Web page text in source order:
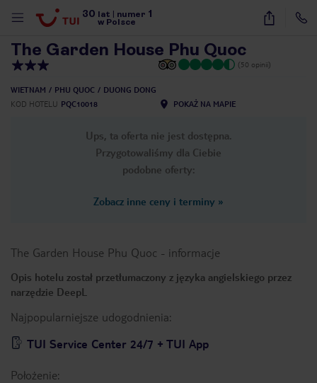
30 lat numer 1
w Polsce
94
The Garden House Phu Quoc
(50 opinii)
WIETNAM PHU QUOC
DUONG DONG
KOD HOTELU PQC10018 POKAŻ NA MAPIE
Ups, ta oferta nie jest dostępna.
Przygotowaliśmy dla Ciebie
podobne oferty:
Zobacz inne ceny i terminy »
The Garden House Phu Quoc - informacje
Opis hotelu został przetłumaczony z języka angielskiego przez
narzędzie DeepL
Najpopularniejsze udogodnienia:
TUI Service Center 24/7 + TUI App
Położenie: